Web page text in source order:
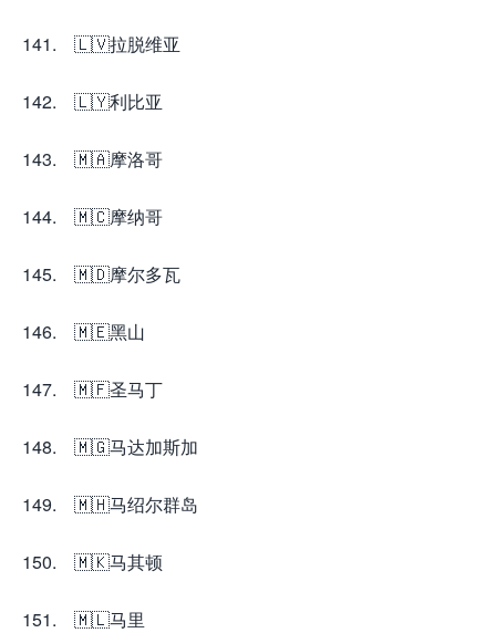
141. 🇱🇻拉脱维亚
142. 🇱🇾利比亚
143. 🇲🇦摩洛哥
144. 🇲🇨摩纳哥
145. 🇲🇩摩尔多瓦
146. 🇲🇪黑山
147. 🇲🇫圣马丁
148. 🇲🇬马达加斯加
149. 🇲🇭马绍尔群岛
150. 🇲🇰马其顿
151. 🇲🇱马里